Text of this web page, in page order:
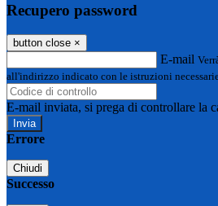
Recupero password
button close ×
E-mail
all'indirizzo indicato con le istruzioni
E-mail inviata, si prega di controllare la
Errore
Chiudi
Successo